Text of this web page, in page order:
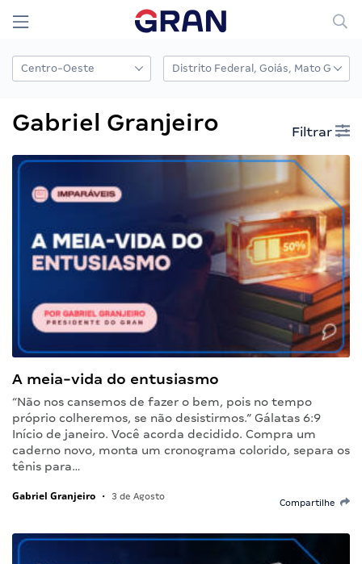
Gabriel Granjeiro Filtrar
A meia-vida do entusiasmo
“Não nos cansemos de fazer o bem, pois no tempo
próprio colheremos, se não desistirmos.” Gálatas 6:9
Início de janeiro. Você acorda decidido. Compra um
caderno novo, monta um cronograma colorido, separa os
tênis para…
Gabriel Granjeiro • 3 de Agosto
Compartilhe